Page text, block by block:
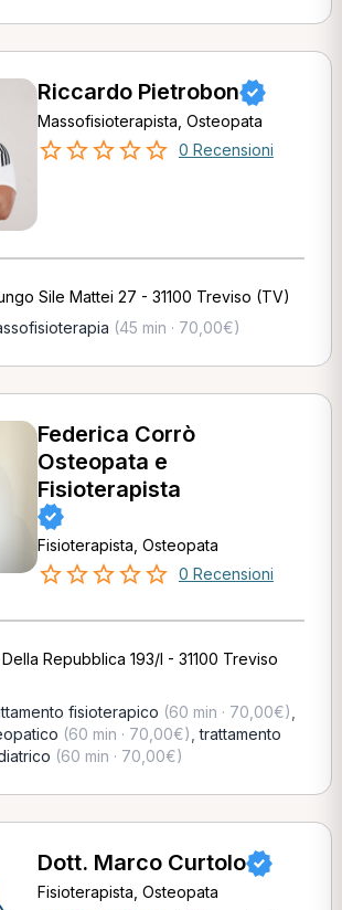
Riccardo Pietrobon
Massofisioterapista, Osteopata
0 Recensioni
Sile Mattei 27 - 31100 Treviso (TV)
(45 min · 70,00€)
Federica Corrò
Osteopata e
Fisioterapista
Fisioterapista, Osteopata
0 Recensioni
Repubblica 193/I - 31100 Treviso
fisioterapico (60 min · 70,00€)
(60 min · 70,00€) ,trattamento
(60 min · 70,00€)
Dott. Marco Curtolo
Fisioterapista, Osteopata